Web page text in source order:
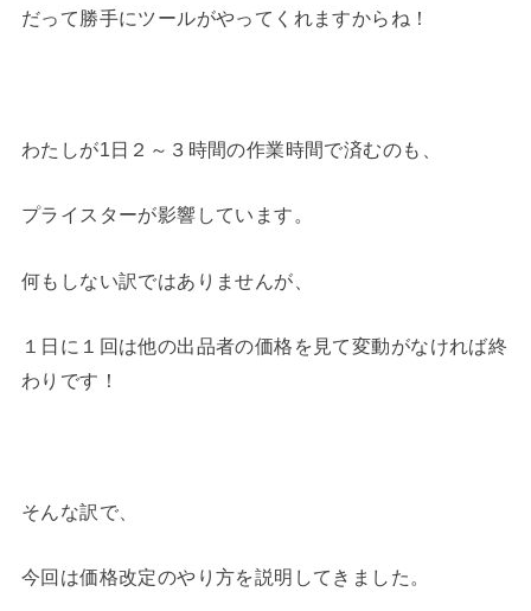
だって勝手にツールがやってくれますからね！
わたしが1日２～３時間の作業時間で済むのも、
プライスターが影響しています。
何もしない訳ではありませんが、
１日に１回は他の出品者の価格を見て変動がなければ終
わりです！
そんな訳で、
今回は価格改定のやり方を説明してきました。